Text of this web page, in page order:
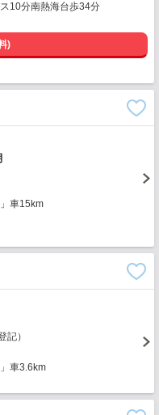
10分南熱海台歩34分
)
車15km
記）
車3.6km